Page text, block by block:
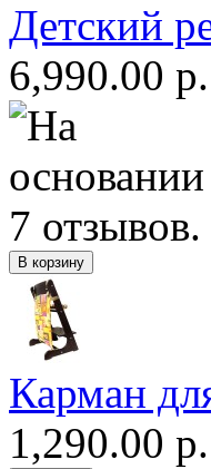
Детский
6,990.00 р.
Карман
1,290.00 р.